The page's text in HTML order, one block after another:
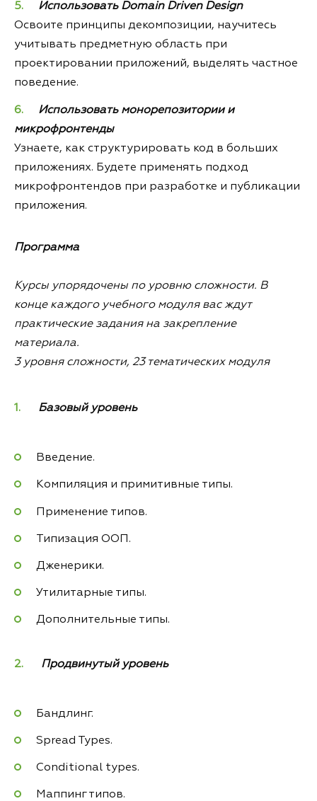
Использовать Domain Driven Design
Освоите принципы декомпозиции, научитесь
учитывать предметную область при
проектировании приложений, выделять частное
поведение.
Использовать монорепозитории и
микрофронтенды
Узнаете, как структурировать код в больших
приложениях. Будете применять подход
микрофронтендов при разработке и публикации
приложения.
Программа
Курсы упорядочены по уровню сложности. В
конце каждого учебного модуля вас ждут
практические задания на закрепление
материала.
3 уровня сложности, 23 тематических модуля
Базовый уровень
Введение.
Компиляция и примитивные типы.
Применение типов.
Типизация ООП.
Дженерики.
Утилитарные типы.
Дополнительные типы.
Продвинутый уровень
Бандлинг.
Spread Types.
Conditional types.
Маппинг типов.